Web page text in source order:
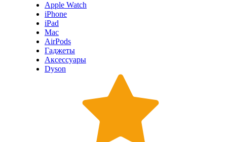
Apple Watch
iPhone
iPad
Mac
AirPods
Гаджеты
Аксессуары
Dyson